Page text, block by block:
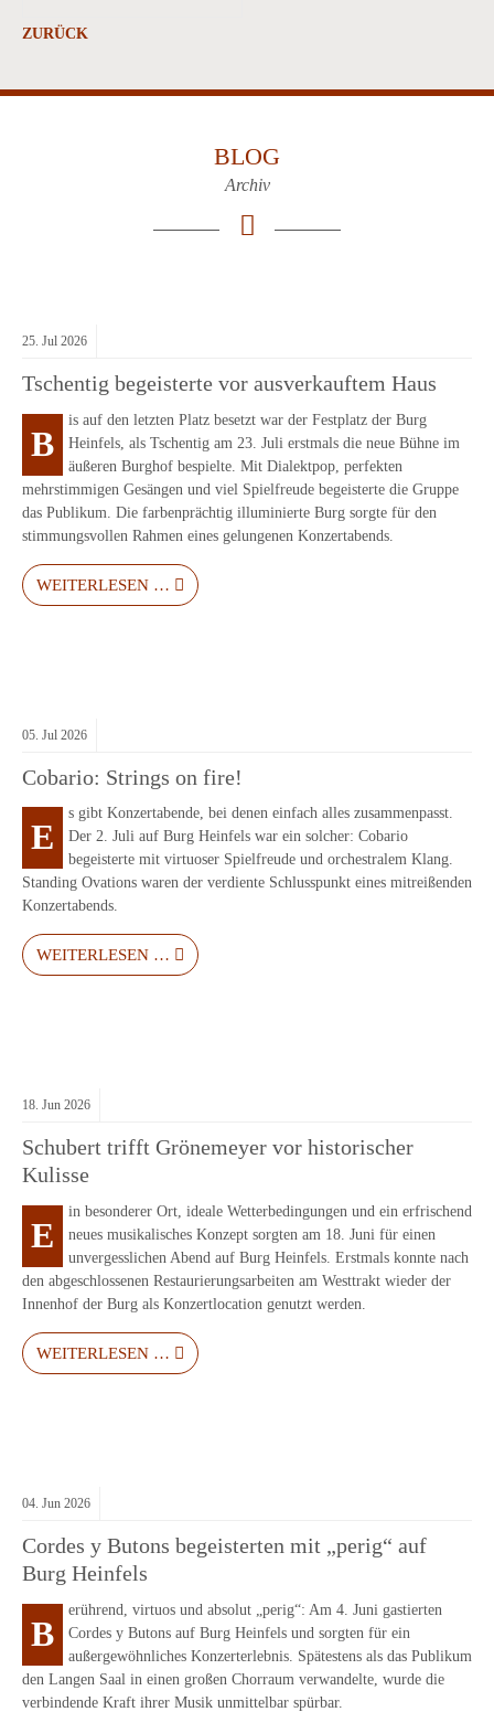
ZURÜCK
BLOG
Archiv
25. Jul 2026
Tschentig begeisterte vor ausverkauftem Haus
B
is auf den letzten Platz besetzt war der Festplatz der Burg
Heinfels, als Tschentig am 23. Juli erstmals die neue Bühne im
äußeren Burghof bespielte. Mit Dialektpop, perfekten
mehrstimmigen Gesängen und viel Spielfreude begeisterte die Gruppe
das Publikum. Die farbenprächtig illuminierte Burg sorgte für den
stimmungsvollen Rahmen eines gelungenen Konzertabends.
WEITERLESEN …
05. Jul 2026
Cobario: Strings on fire!
E
s gibt Konzertabende, bei denen einfach alles zusammenpasst.
Der 2. Juli auf Burg Heinfels war ein solcher: Cobario
begeisterte mit virtuoser Spielfreude und orchestralem Klang.
Standing Ovations waren der verdiente Schlusspunkt eines mitreißenden
Konzertabends.
WEITERLESEN …
18. Jun 2026
Schubert trifft Grönemeyer vor historischer
Kulisse
E
in besonderer Ort, ideale Wetterbedingungen und ein erfrischend
neues musikalisches Konzept sorgten am 18. Juni für einen
unvergesslichen Abend auf Burg Heinfels. Erstmals konnte nach
den abgeschlossenen Restaurierungsarbeiten am Westtrakt wieder der
Innenhof der Burg als Konzertlocation genutzt werden.
WEITERLESEN …
04. Jun 2026
Cordes y Butons begeisterten mit „perig“ auf
Burg Heinfels
B
erührend, virtuos und absolut „perig“: Am 4. Juni gastierten
Cordes y Butons auf Burg Heinfels und sorgten für ein
außergewöhnliches Konzerterlebnis. Spätestens als das Publikum
den Langen Saal in einen großen Chorraum verwandelte, wurde die
verbindende Kraft ihrer Musik unmittelbar spürbar.